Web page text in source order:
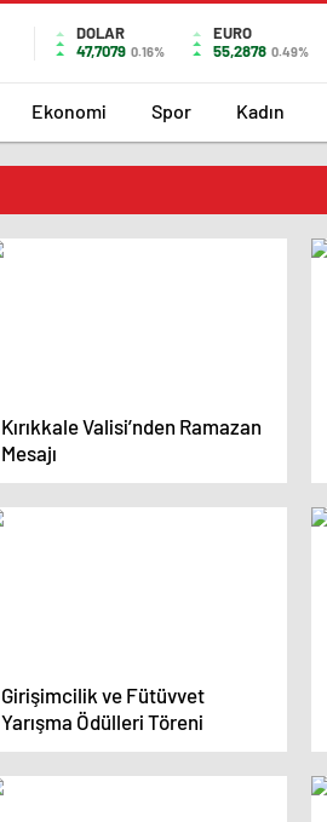
DOLAR
47,7079 0.16%
EURO
55,2878 0.49%
Ekonomi Spor Kadın
Kırıkkale Valisi’nden Ramazan
Mesajı
Girişimcilik ve Fütüvvet
Yarışma Ödülleri Töreni